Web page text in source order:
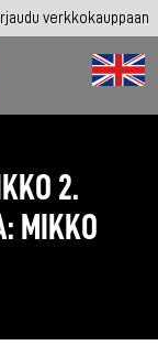
verkkokauppaan
2.
MIKKO